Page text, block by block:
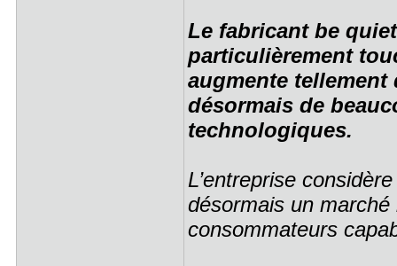
Le fabricant be
particulièrement
augmente
désormais de
technologiques.
L’entreprise
désormais un
consommateurs